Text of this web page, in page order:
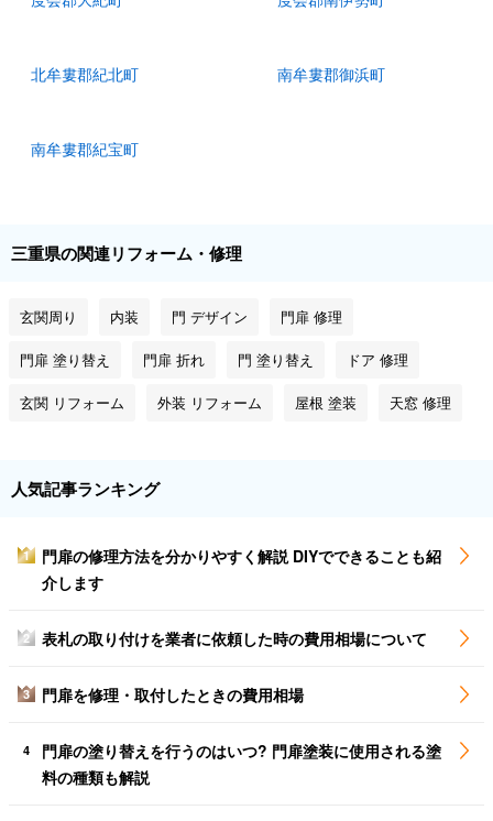
北牟婁郡紀北町 南牟婁郡御浜町
南牟婁郡紀宝町
三重県の関連リフォーム・修理
玄関周り 内装 門 デザイン 門扉 修理
門扉 塗り替え 門扉 折れ 門 塗り替え ドア 修理
玄関 リフォーム 外装 リフォーム 屋根 塗装 天窓 修理
人気記事ランキング
1
門扉の修理方法を分かりやすく解説 DIYでできることも紹
介します
2 表札の取り付けを業者に依頼した時の費用相場について
3 門扉を修理・取付したときの費用相場
4
門扉の塗り替えを行うのはいつ? 門扉塗装に使用される塗
料の種類も解説